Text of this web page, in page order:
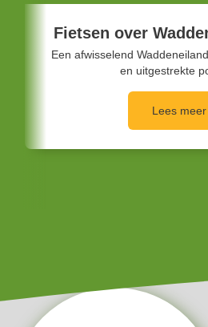
Fietsen langs de
Het grensgebied tussen
een verrassend
ontspannen
Lees meer